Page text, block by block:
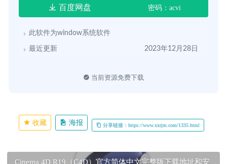
百度网盘 密码：acvi
此软件为window系统软件
最近更新 2023年12月28日
当前资源免费下载
收藏 海报 分享链接：https://www.xxrjm.com/1335.html
Cinema 4D R19（C4D）官方简体中文完整版下载地址和安